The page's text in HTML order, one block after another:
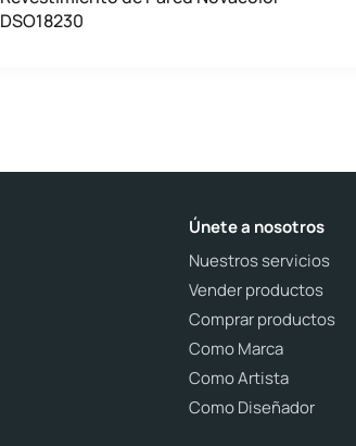
DSO18230
Únete a nosotros
Nuestros servicios
Vender productos
Comprar productos
Como Marca
Como Artista
Como Diseñador